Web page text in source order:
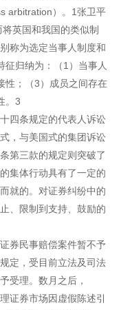
arbitration）。1张卫平
英国和我国的类似制
称为选定当事人制度和
征归纳为：（1）当事人
性；（3）成员之间存在
。3
四条规定的代表人诉讼
，与美国式的集团诉讼
第三款的规定则突破了
集体行动具有了一定的
就的。对证券纠纷中的
、限制到支持、鼓励的
券民事赔偿案件暂不予
定，受目前立法及司法
受理。数月之后，
证券市场因虚假陈述引